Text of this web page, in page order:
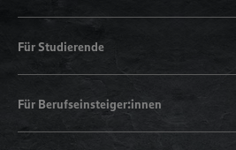
Für Studierende
Für Berufseinsteiger:innen